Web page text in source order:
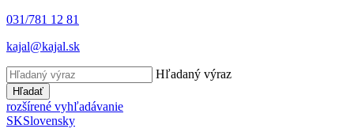
031/781 12 81
kajal@kajal.sk
Hľadaný výraz
Hľadať
rozšírené vyhľadávanie
SKSlovensky